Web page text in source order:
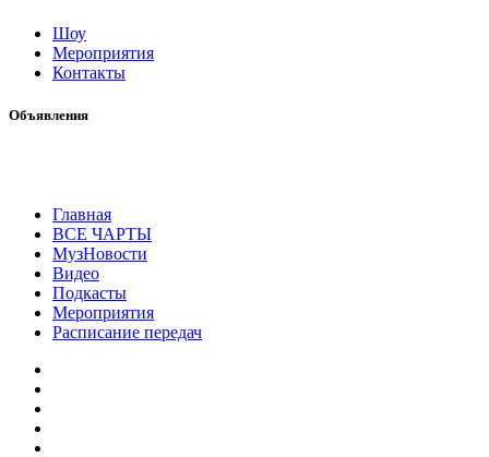
Шоу
Мероприятия
Контакты
Объявления
Главная
ВСЕ ЧАРТЫ
МузНовости
Видео
Подкасты
Мероприятия
Расписание передач